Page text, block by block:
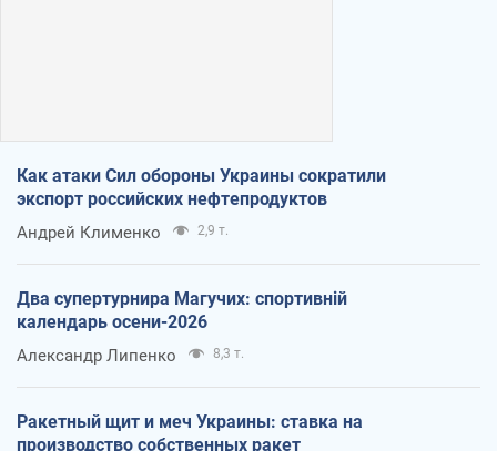
Как атаки Сил обороны Украины сократили
экспорт российских нефтепродуктов
Андрей Клименко 2,9 т.
Два супертурнира Магучих: спортивній
календарь осени-2026
Александр Липенко 8,3 т.
Ракетный щит и меч Украины: ставка на
производство собственных ракет